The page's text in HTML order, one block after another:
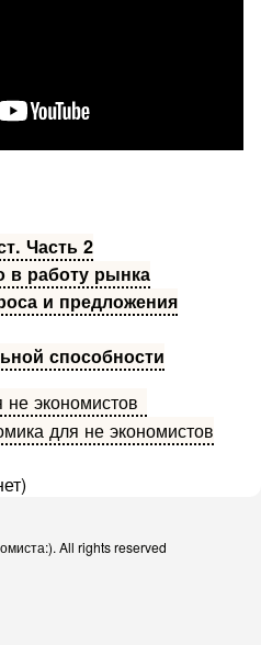
Часть 2
в работу рынка
и предложения
способности
экономистов
для не экономистов
All rights reserved